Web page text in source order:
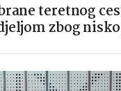
teretnog
zbog